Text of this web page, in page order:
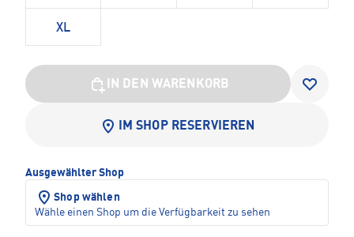
XL
IN DEN WARENKORB
IM SHOP RESERVIEREN
Ausgewählter Shop
Shop wählen
Wähle einen Shop um die Verfügbarkeit zu sehen